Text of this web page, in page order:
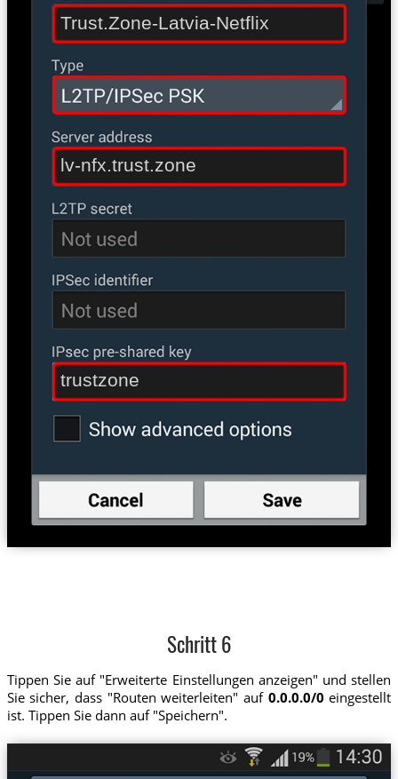
Trust.Zone-Latvia-Netflix
lv-nfx.trust.zone
trustzone
Schritt 6
Tippen Sie auf "Erweiterte Einstellungen anzeigen" und stellen
Sie sicher, dass "Routen weiterleiten" auf 0.0.0.0/0 eingestellt
ist. Tippen Sie dann auf "Speichern".